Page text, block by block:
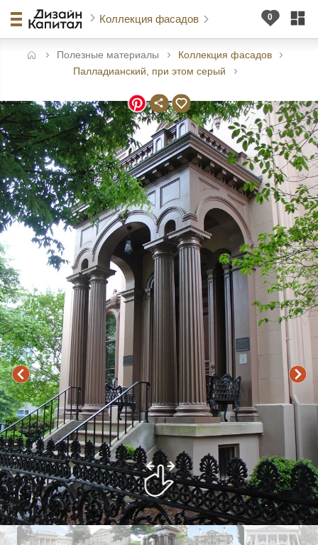
Коллекция фасадов
Полезные материалы
Коллекция фасадов
Палладианский, при этом серый